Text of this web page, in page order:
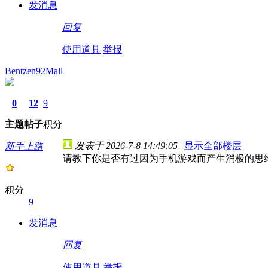
发消息
回复
使用道具 举报
Bentzen92Mall
0
主题
12
帖子
9
积分
新手上路
积分
9
发消息
发表于 2026-7-8 14:49:05 | 显示全部楼层
请教下你是否有过因为手机游戏而产生消极的思
回复